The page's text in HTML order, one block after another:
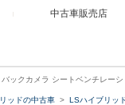
中古車販売店
クカメラ シートベンチレー
ッドの中古車 LSハイブリッ